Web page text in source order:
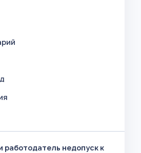
работодатель недопуск к